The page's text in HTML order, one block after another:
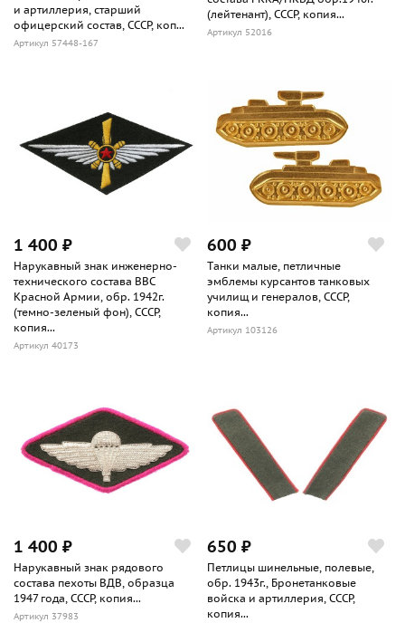
и артиллерия, старший
офицерский состав, СССР, коп...
Артикул 57448-167
(лейтенант), СССР, копия...
Артикул 52016
1 400 ₽
Нарукавный знак инженерно-
технического состава ВВС
Красной Армии, обр. 1942г.
(темно-зеленый фон), СССР,
копия...
Артикул 40173
600 ₽
Tанки малые, петличные
эмблемы курсантов танковых
училищ и генералов, СССР,
копия...
Артикул 103126
1 400 ₽
Нарукавный знак рядового
состава пехоты ВДВ, образца
1947 года, СССР, копия...
Артикул 37983
650 ₽
Петлицы шинельные, полевые,
обр. 1943г., Бронетанковые
войска и артиллерия, СССР,
копия...